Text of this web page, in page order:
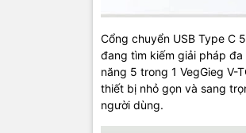
Cổng chuyển USB Type C
đang tìm kiếm giải pháp
năng 5 trong 1 VegGieg
thiết bị nhỏ gọn và sang
người dùng.